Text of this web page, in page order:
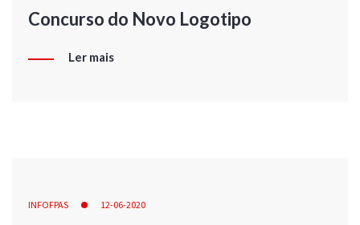
Concurso do Novo Logotipo
Ler mais
INFOFPAS 12-06-2020